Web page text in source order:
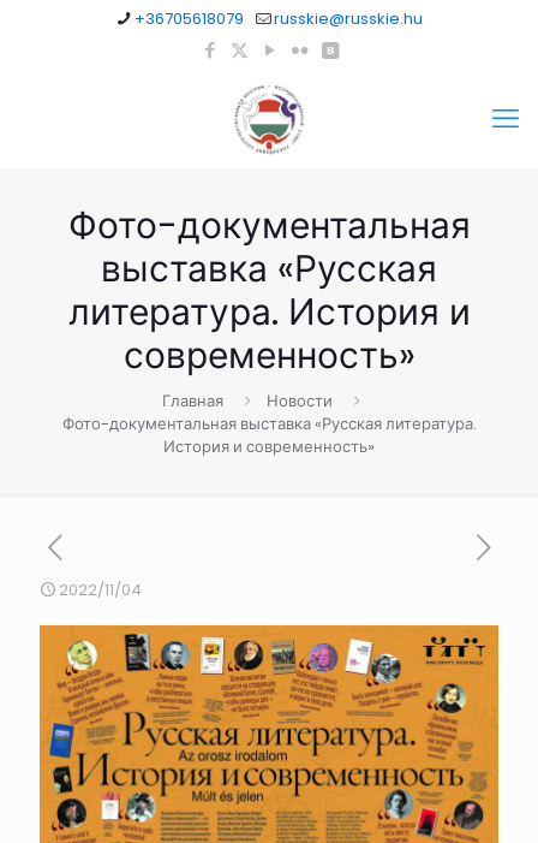
+36705618079 russkie@russkie.hu
Фото-документальная
выставка «Русская
литература. История и
современность»
Главная
Новости
Фото-документальная выставка «Русская литература.
История и современность»
2022/11/04